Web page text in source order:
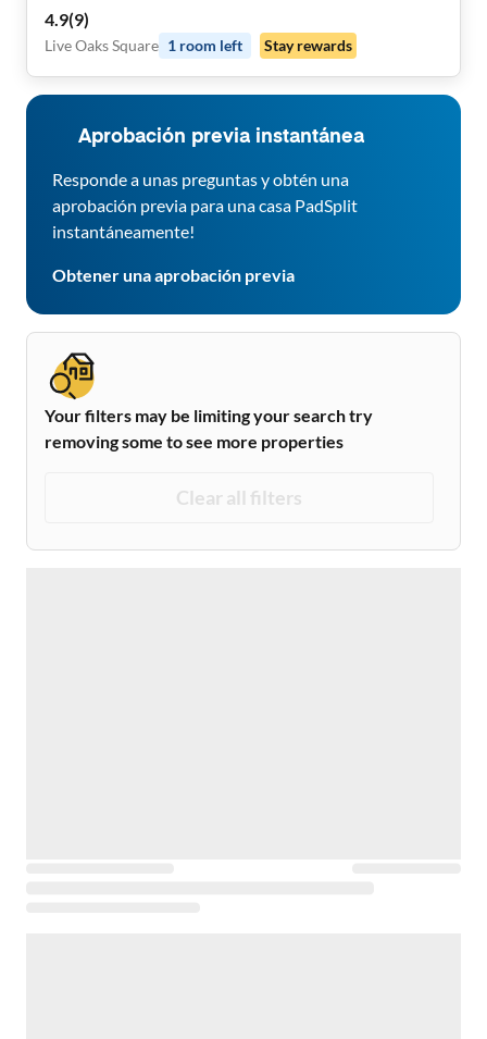
4.9(9)
Live Oaks Square 1 room left Stay rewards
Aprobación previa instantánea
Responde a unas preguntas y obtén una
aprobación previa para una casa PadSplit
instantáneamente!
Obtener una aprobación previa
Your filters may be limiting your search try
removing some to see more properties
Clear all filters